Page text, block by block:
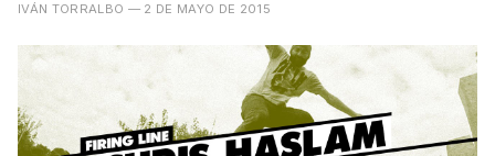
IVÁN TORRALBO — 2 DE MAYO DE 2015